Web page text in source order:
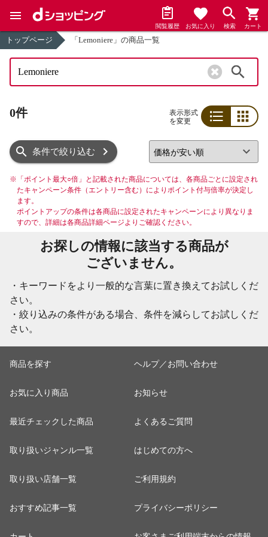
閲覧履歴 お気に入り 検索 カート
トップページ 「Lemoniere」の商品一覧
0件
表示形式
を変更
条件で絞り込む
※ 「ポイント最大○倍」と記載された商品については、各商品ごとに設定され
たキャンペーン条件（エントリー含む）によりポイント付与倍率が決定し
ます。
ポイントアップの条件は各商品に設定されたキャンペーンにより異なりま
すので、詳細は各商品詳細ページよりご確認ください。
お探しの情報に該当する商品が
ございません。
・キーワードをより一般的な言葉に置き換えてお試しくだ
さい。
・絞り込みの条件がある場合、条件を減らしてお試しくだ
さい。
商品を探す
お気に入り商品
最近チェックした商品
取り扱いジャンル一覧
取り扱い店舗一覧
おすすめ記事一覧
ヘルプ／お問い合わせ
お知らせ
よくあるご質問
はじめての方へ
ご利用規約
プライバシーポリシー